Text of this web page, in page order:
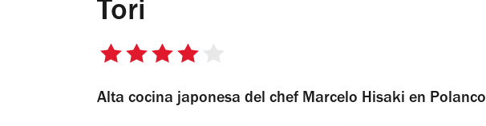
Tori
4
5
Alta cocina japonesa del chef Marcelo Hisaki en Polanco